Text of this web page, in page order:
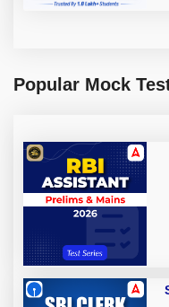
Popular Mock